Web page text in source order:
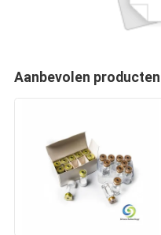
Aanbevolen producten